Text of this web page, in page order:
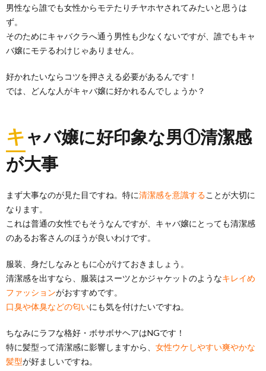
男性なら誰でも女性からモテたりチヤホヤされてみたいと思うは
ず。
そのためにキャバクラへ通う男性も少なくないですが、誰でもキャ
バ嬢にモテるわけじゃありません。
好かれたいならコツを押さえる必要があるんです！
では、どんな人がキャバ嬢に好かれるんでしょうか？
キ ャバ嬢に好印象な男①清潔感
が大事
まず大事なのが見た目ですね。特に清潔感を意識することが大切に
なります。
これは普通の女性でもそうなんですが、キャバ嬢にとっても清潔感
のあるお客さんのほうが良いわけです。
服装、身だしなみともに心がけておきましょう。
清潔感を出すなら、服装はスーツとかジャケットのようなキレイめ
ファッションがおすすめです。
口臭や体臭などの匂いにも気を付けたいですね。
ちなみにラフな格好・ボサボサヘアはNGです！
特に髪型って清潔感に影響しますから、 女性ウケしやすい爽やかな
髪型が好ましいですね。